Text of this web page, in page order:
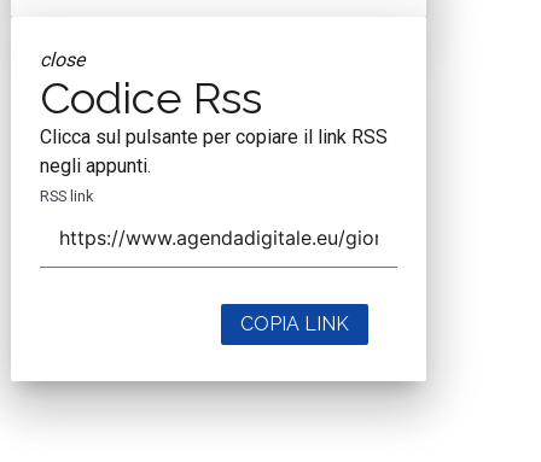
close
Codice Rss
Clicca sul pulsante per copiare il link RSS
negli appunti.
RSS link
COPIA LINK